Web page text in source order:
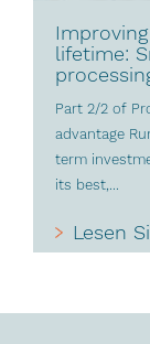
lifetime:
Part 2/2 of
advantage
term
its best,...
Lesen